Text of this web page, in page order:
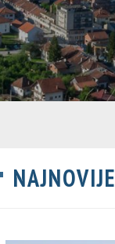
NAJNOVIJE